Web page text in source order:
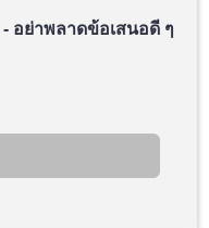
อย่าพลาดข้อเสนอดี ๆ